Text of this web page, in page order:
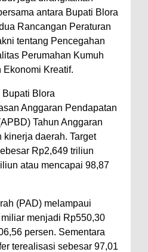
antara Bupati Blora
Rancangan Peraturan
tentang Pencegahan
Perumahan Kumuh
Ekonomi Kreatif.
Bupati Blora
Anggaran Pendapatan
Tahun Anggaran
kinerja daerah. Target
Rp2,649 triliun
atau mencapai 98,87
(PAD) melampaui
menjadi Rp550,30
persen. Sementara
terealisasi sebesar 97,01